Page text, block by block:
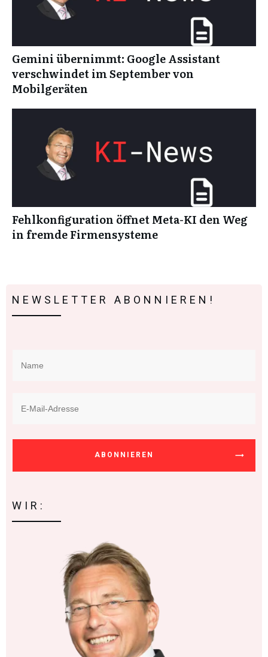
Gemini übernimmt: Google Assistant
verschwindet im September von
Mobilgeräten
Fehlkonfiguration öffnet Meta-KI den Weg
in fremde Firmensysteme
NEWSLETTER ABONNIEREN!
ABONNIEREN
WIR: